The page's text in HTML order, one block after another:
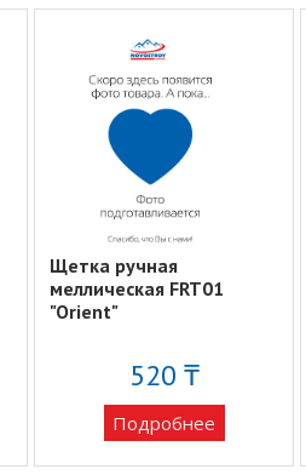
Щетка ручная
меллическая FRT01
"Orient"
520 ₸
Подробнее